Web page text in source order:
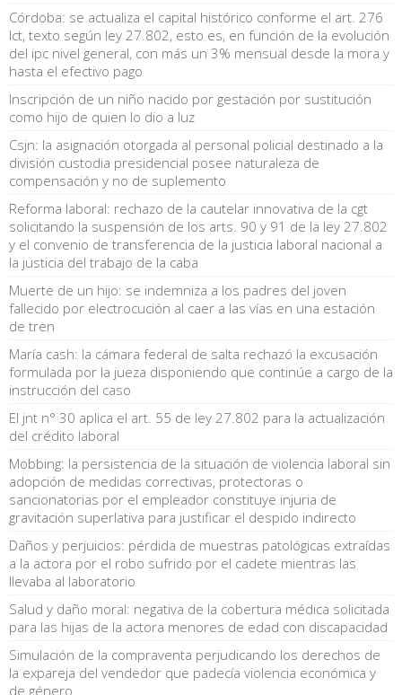
Córdoba: se actualiza el capital histórico conforme el art. 276
lct, texto según ley 27.802, esto es, en función de la evolución
del ipc nivel general, con más un 3% mensual desde la mora y
hasta el efectivo pago
Inscripción de un niño nacido por gestación por sustitución
como hijo de quien lo dio a luz
Csjn: la asignación otorgada al personal policial destinado a la
división custodia presidencial posee naturaleza de
compensación y no de suplemento
Reforma laboral: rechazo de la cautelar innovativa de la cgt
solicitando la suspensión de los arts. 90 y 91 de la ley 27.802
y el convenio de transferencia de la justicia laboral nacional a
la justicia del trabajo de la caba
Muerte de un hijo: se indemniza a los padres del joven
fallecido por electrocución al caer a las vías en una estación
de tren
María cash: la cámara federal de salta rechazó la excusación
formulada por la jueza disponiendo que continúe a cargo de la
instrucción del caso
El jnt n° 30 aplica el art. 55 de ley 27.802 para la actualización
del crédito laboral
Mobbing: la persistencia de la situación de violencia laboral sin
adopción de medidas correctivas, protectoras o
sancionatorias por el empleador constituye injuria de
gravitación superlativa para justificar el despido indirecto
Daños y perjuicios: pérdida de muestras patológicas extraídas
a la actora por el robo sufrido por el cadete mientras las
llevaba al laboratorio
Salud y daño moral: negativa de la cobertura médica solicitada
para las hijas de la actora menores de edad con discapacidad
Simulación de la compraventa perjudicando los derechos de
la expareja del vendedor que padecía violencia económica y
de género